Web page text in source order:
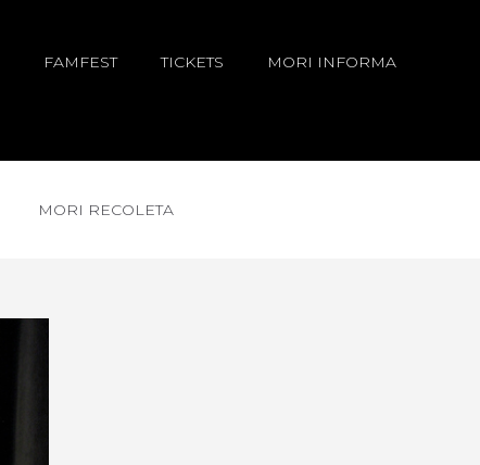
FAMFEST TICKETS MORI INFORMA
MORI RECOLETA